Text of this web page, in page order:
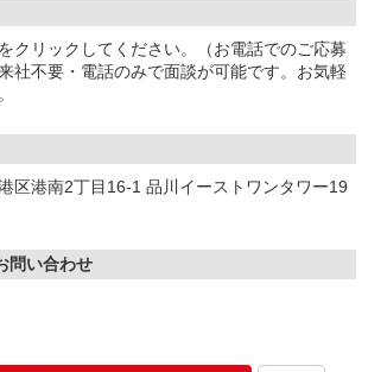
クリックしてください。（お電話でのご応募
社不要・電話のみで面談が可能です。お気軽
区港南2丁目16-1 品川イーストワンタワー19
問い合わせ